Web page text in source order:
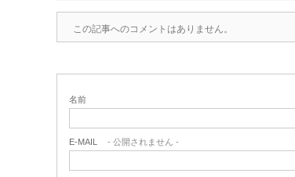
この記事へのコメントはありません。
名前
E-MAIL - 公開されません -